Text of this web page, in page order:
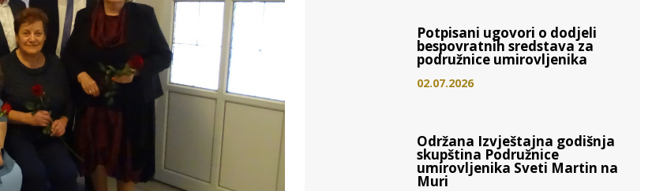
Potpisani ugovori o dodjeli
bespovratnih sredstava za
podružnice umirovljenika
02.07.2026
Održana Izvještajna godišnja
skupština Podružnice
umirovljenika Sveti Martin na
Muri